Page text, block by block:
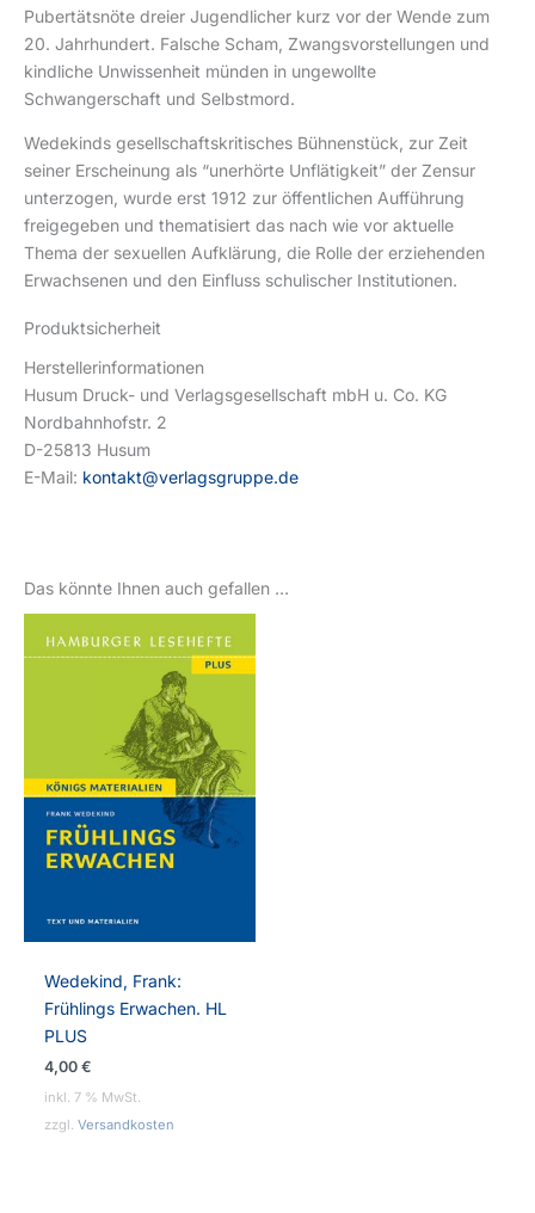
Pubertätsnöte dreier Jugendlicher kurz vor der Wende zum
20. Jahrhundert. Falsche Scham, Zwangsvorstellungen und
kindliche Unwissenheit münden in ungewollte
Schwangerschaft und Selbstmord.
Wedekinds gesellschaftskritisches Bühnenstück, zur Zeit
seiner Erscheinung als “unerhörte Unflätigkeit” der Zensur
unterzogen, wurde erst 1912 zur öffentlichen Aufführung
freigegeben und thematisiert das nach wie vor aktuelle
Thema der sexuellen Aufklärung, die Rolle der erziehenden
Erwachsenen und den Einfluss schulischer Institutionen.
Produktsicherheit
Herstellerinformationen
Husum Druck- und Verlagsgesellschaft mbH u. Co. KG
Nordbahnhofstr. 2
D-25813 Husum
E-Mail: kontakt@verlagsgruppe.de
Das könnte Ihnen auch gefallen …
Wedekind, Frank:
Frühlings Erwachen. HL
PLUS
4,00 €
inkl. 7 % MwSt.
zzgl. Versandkosten